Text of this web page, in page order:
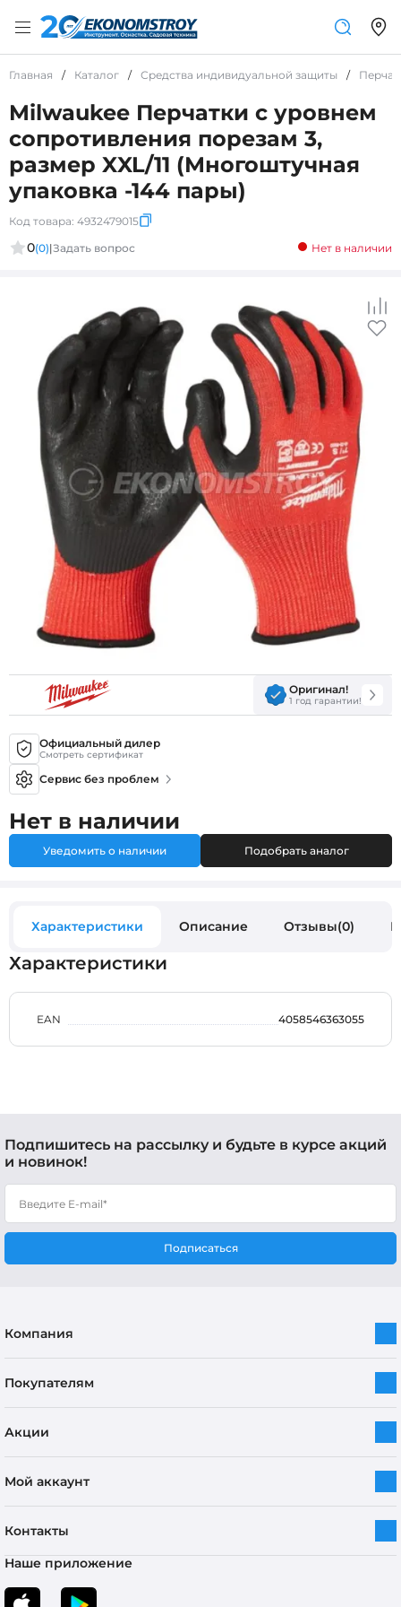
Главная / Каталог / Средства индивидуальной защиты /
Milwaukee Перчатки с уровнем
сопротивления порезам 3,
размер XXL/11 (Многоштучная
упаковка -144 пары)
Код товара: 4932479015
0(0)|Задать вопрос Нет в наличии
Оригинал!
1 год гарантии!
Официальный дилер
Смотреть сертификат
Сервис без проблем
Нет в наличии
Уведомить о наличии Подобрать аналог
Характеристики Описание Отзывы(0)
Характеристики
EAN 4058546363055
Подпишитесь на рассылку и будьте в курсе акций
и новинок!
Подписаться
Компания
Покупателям
Акции
Мой аккаунт
Контакты
Наше приложение